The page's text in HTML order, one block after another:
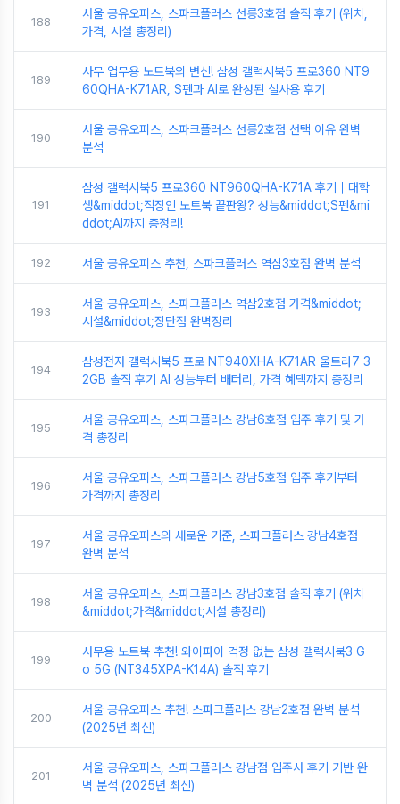
188
서울 공유오피스, 스파크플러스 선릉3호점 솔직 후기 (위치,
가격, 시설 총정리)
189
사무 업무용 노트북의 변신! 삼성 갤럭시북5 프로360 NT9
60QHA-K71AR, S펜과 AI로 완성된 실사용 후기
190
서울 공유오피스, 스파크플러스 선릉2호점 선택 이유 완벽
분석
191
삼성 갤럭시북5 프로360 NT960QHA-K71A 후기｜대학
생&middot;직장인 노트북 끝판왕? 성능&middot;S펜&mi
ddot;AI까지 총정리!
192 서울 공유오피스 추천, 스파크플러스 역삼3호점 완벽 분석
193
서울 공유오피스, 스파크플러스 역삼2호점 가격&middot;
시설&middot;장단점 완벽정리
194
삼성전자 갤럭시북5 프로 NT940XHA-K71AR 울트라7 3
2GB 솔직 후기 AI 성능부터 배터리, 가격 혜택까지 총정리
195
서울 공유오피스, 스파크플러스 강남6호점 입주 후기 및 가
격 총정리
196
서울 공유오피스, 스파크플러스 강남5호점 입주 후기부터
가격까지 총정리
197
서울 공유오피스의 새로운 기준, 스파크플러스 강남4호점
완벽 분석
198
서울 공유오피스, 스파크플러스 강남3호점 솔직 후기 (위치
&middot;가격&middot;시설 총정리)
199
사무용 노트북 추천! 와이파이 걱정 없는 삼성 갤럭시북3 G
o 5G (NT345XPA-K14A) 솔직 후기
200
서울 공유오피스 추천! 스파크플러스 강남2호점 완벽 분석
(2025년 최신)
201
서울 공유오피스, 스파크플러스 강남점 입주사 후기 기반 완
벽 분석 (2025년 최신)